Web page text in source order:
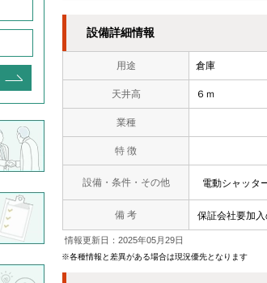
設備詳細情報
用途 倉庫
天井高 ６ｍ
業種
特 徴
設備・条件・その他 電動シャッタ
備 考 保証会社要加入
情報更新日：2025年05月29日
※各種情報と差異がある場合は現況優先となります